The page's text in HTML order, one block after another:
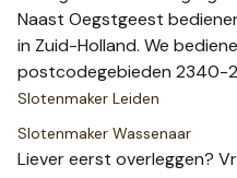
Naast Oegstgeest
in Zuid-Holland. We
postcodegebieden 2340-
Slotenmaker Leiden
Slotenmaker Wassenaar
Liever eerst overleggen?